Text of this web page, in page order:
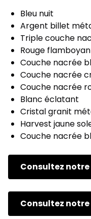
Bleu nuit
Argent billet
Triple couche
Rouge
Couche nacrée
Couche nacrée
Couche nacrée
Blanc éclatant
Cristal granit
Harvest jaune
Couche nacrée
Consultez
Consultez